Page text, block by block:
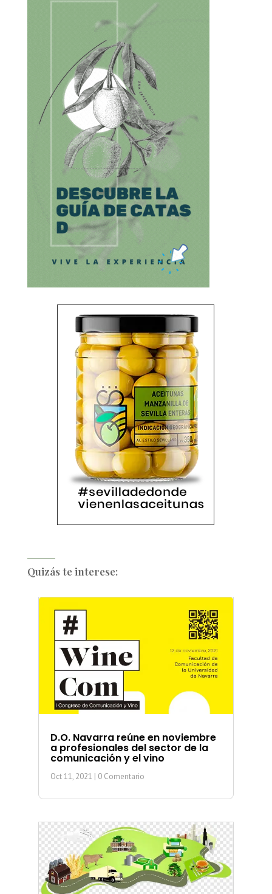
Quizás te interese:
D.O. Navarra reúne en noviembre
a profesionales del sector de la
comunicación y el vino
Oct 11, 2021 | 0 Comentario